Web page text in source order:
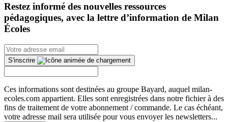
Restez informé des nouvelles ressources
pédagogiques, avec la lettre d’information de Milan
Écoles
S'inscrire
Ces informations sont destinées au groupe Bayard, auquel milan-
ecoles.com appartient. Elles sont enregistrées dans notre fichier à des
fins de traitement de votre abonnement / commande. Le cas échéant,
votre adresse mail sera utilisée pour vous envoyer les newsletters...